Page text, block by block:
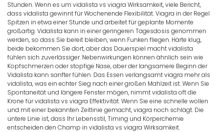
Stunden. Wenn es um vidalista vs viagra Wirksamkeit, viele Bericht,
dass vidalista gewinnt für Wochenende Flexibilität. Viagra in der Regel
Spitzen in etwa einer Stunde und arbeitet für geplante Momente
großartig. Vidalista kann in einer geringeren Tagesdosis genommen
werden, so dass Sie bereit bleiben, wenn Funken fliegen. Härte klug,
beide bekommen Sie dort, aber das Dauerspiel macht vidalista
fühlen sich zuverlässiger. Nebenwirkungen können ähnlich sein wie
Kopfschmerzen oder stopfige Nase, aber der langsamere Beginn der
Vidalista kann sanfter fühlen. Das Essen verlangsamt viagra mehr als
vidalista, was ein echter Sieg nach einer großen Mahlzeit ist. Wenn Sie
Spontaneität und längere Fenster mögen, nimmt vidalista oft die
Krone für vidalista vs viagra Effektivität. Wenn Sie eine schnelle wollen
und mit einer bekannten Zeitlinie gemacht, viagra noch schlägt. Die
untere Linie ist, dass Ihr Lebensstil, Timing und Körperchemie
entscheiden den Champ in vidalista vs viagra Wirksamkeit.